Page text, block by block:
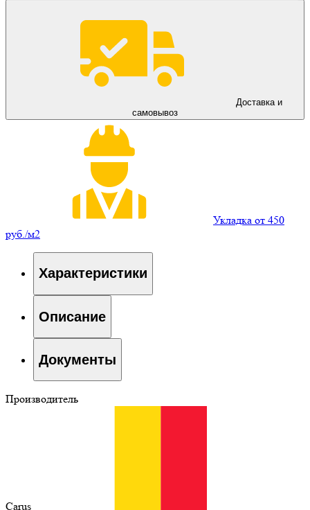
Доставка и
самовывоз
Укладка от 450
руб./м2
Характеристики
Описание
Документы
Производитель
Carus